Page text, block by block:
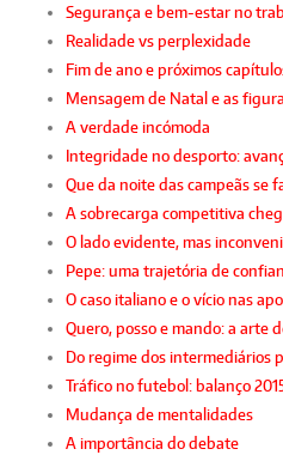
Segurança e bem-estar no
Realidade vs perplexidade
Fim de ano e próximos
Mensagem de Natal e as
A verdade incómoda
Integridade no desporto:
Que da noite das campeãs se
A sobrecarga competitiva
O lado evidente, mas
Pepe: uma trajetória de
O caso italiano e o vício nas
Quero, posso e mando: a arte
Do regime dos intermediários
Tráfico no futebol: balanço
Mudança de mentalidades
A importância do debate